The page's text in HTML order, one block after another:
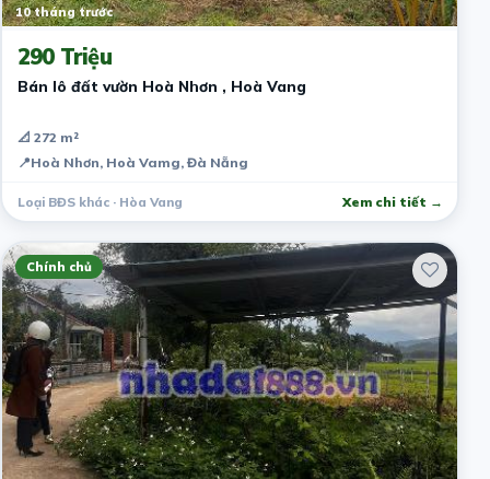
10 tháng trước
290 Triệu
Bán lô đất vườn Hoà Nhơn , Hoà Vang
📐 272 m²
📍Hoà Nhơn, Hoà Vamg, Đà Nẵng
Loại BĐS khác · Hòa Vang Xem chi tiết →
Chính chủ